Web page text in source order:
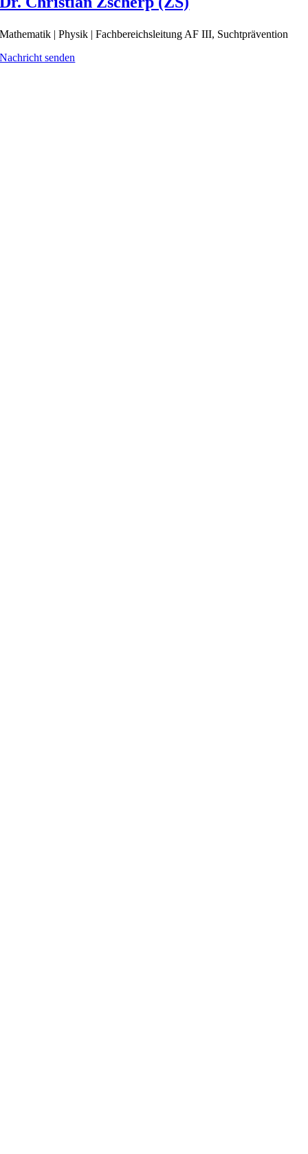
Mathematik | Physik | Fachbereichsleitung AF III, Suchtprävention
Nachricht senden